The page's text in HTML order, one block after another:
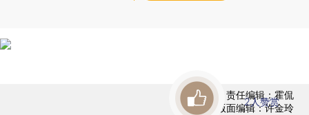
责任编辑：霍侃
版面编辑：许金玲
2人赞赏